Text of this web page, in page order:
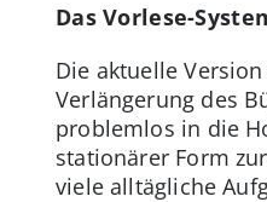
Das Vorlese-
Die aktuelle
Verlängerung des
problemlos in die
stationärer Form
viele alltägliche